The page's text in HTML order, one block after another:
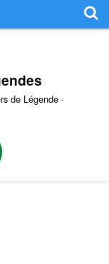
de Légende ·